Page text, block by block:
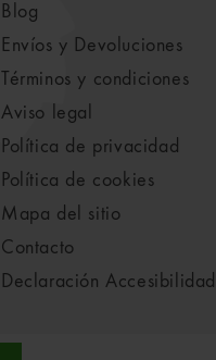
Blog
Envíos y Devoluciones
Términos y condiciones
Aviso legal
Política de privacidad
Política de cookies
Mapa del sitio
Contacto
Declaración Accesibilidad